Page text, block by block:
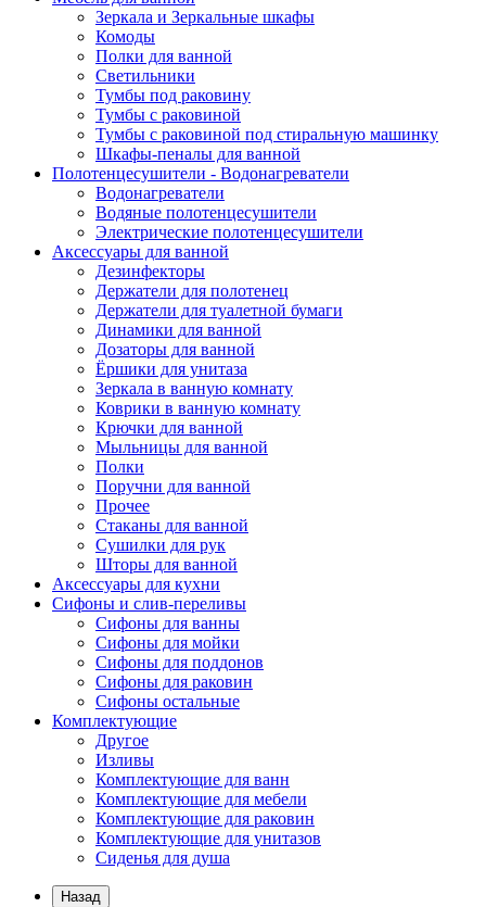
Зеркала и Зеркальные шкафы
Комоды
Полки для ванной
Светильники
Тумбы под раковину
Тумбы с раковиной
Тумбы с раковиной под стиральную машинку
Шкафы-пеналы для ванной
Полотенцесушители - Водонагреватели
Водонагреватели
Водяные полотенцесушители
Электрические полотенцесушители
Аксессуары для ванной
Дезинфекторы
Держатели для полотенец
Держатели для туалетной бумаги
Динамики для ванной
Дозаторы для ванной
Ёршики для унитаза
Зеркала в ванную комнату
Коврики в ванную комнату
Крючки для ванной
Мыльницы для ванной
Полки
Поручни для ванной
Прочее
Стаканы для ванной
Сушилки для рук
Шторы для ванной
Аксессуары для кухни
Сифоны и слив-переливы
Сифоны для ванны
Сифоны для мойки
Сифоны для поддонов
Сифоны для раковин
Сифоны остальные
Комплектующие
Другое
Изливы
Комплектующие для ванн
Комплектующие для мебели
Комплектующие для раковин
Комплектующие для унитазов
Сиденья для душа
Назад